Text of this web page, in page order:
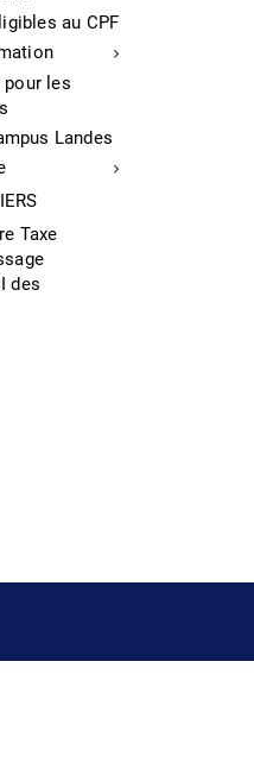
au CPF
pour les
Landes
Taxe
des